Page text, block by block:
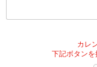
カレ
下記ボタンを